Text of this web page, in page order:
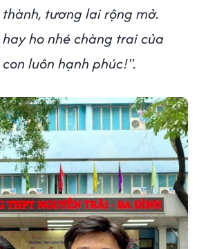
tương lai rộng mở.
ho nhé chàng trai của
luôn hạnh phúc!".